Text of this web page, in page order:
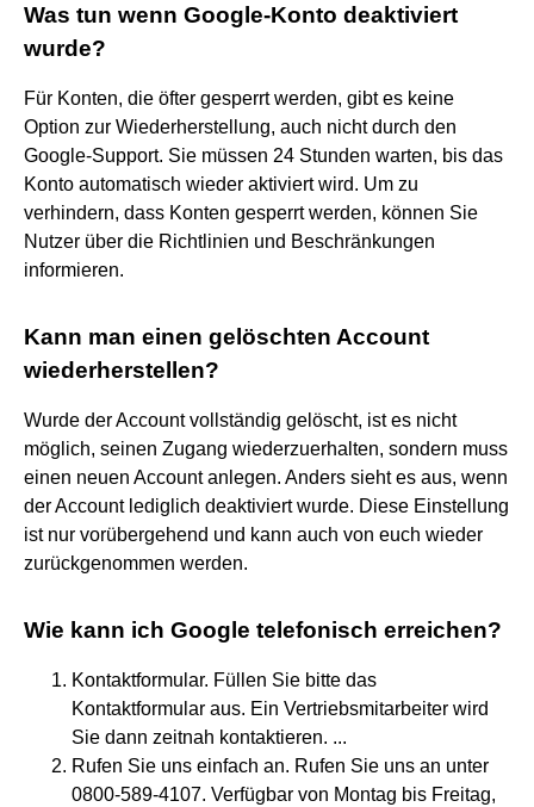
Was tun wenn Google-Konto deaktiviert
wurde?
Für Konten, die öfter gesperrt werden, gibt es keine
Option zur Wiederherstellung, auch nicht durch den
Google-Support. Sie müssen 24 Stunden warten, bis das
Konto automatisch wieder aktiviert wird. Um zu
verhindern, dass Konten gesperrt werden, können Sie
Nutzer über die Richtlinien und Beschränkungen
informieren.
Kann man einen gelöschten Account
wiederherstellen?
Wurde der Account vollständig gelöscht, ist es nicht
möglich, seinen Zugang wiederzuerhalten, sondern muss
einen neuen Account anlegen. Anders sieht es aus, wenn
der Account lediglich deaktiviert wurde. Diese Einstellung
ist nur vorübergehend und kann auch von euch wieder
zurückgenommen werden.
Wie kann ich Google telefonisch erreichen?
Kontaktformular. Füllen Sie bitte das
Kontaktformular aus. Ein Vertriebsmitarbeiter wird
Sie dann zeitnah kontaktieren. ...
Rufen Sie uns einfach an. Rufen Sie uns an unter
0800-589-4107. Verfügbar von Montag bis Freitag,